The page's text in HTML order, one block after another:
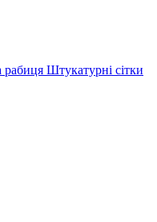
рабиця Штукатурні сітки